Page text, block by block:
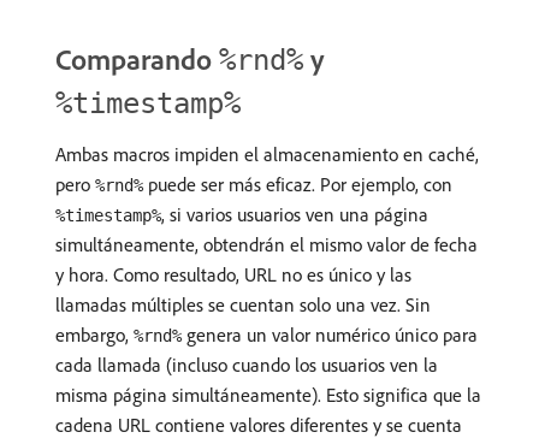
Comparando %rnd% y
%timestamp%
Ambas macros impiden el almacenamiento en caché,
pero %rnd% puede ser más eficaz. Por ejemplo, con
%timestamp%, si varios usuarios ven una página
simultáneamente, obtendrán el mismo valor de fecha
y hora. Como resultado, URL no es único y las
llamadas múltiples se cuentan solo una vez. Sin
embargo, %rnd% genera un valor numérico único para
cada llamada (incluso cuando los usuarios ven la
misma página simultáneamente). Esto significa que la
cadena URL contiene valores diferentes y se cuenta